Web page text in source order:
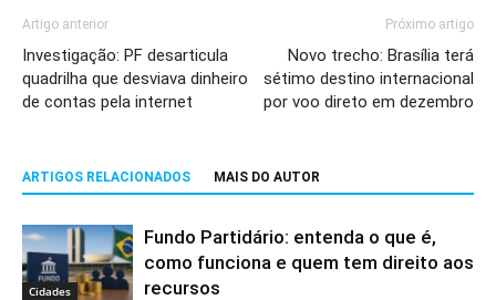
Artigo anterior
Investigação: PF desarticula
quadrilha que desviava dinheiro
de contas pela internet
Próximo artigo
Novo trecho: Brasília terá
sétimo destino internacional
por voo direto em dezembro
ARTIGOS RELACIONADOS MAIS DO AUTOR
Cidades
Fundo Partidário: entenda o que é,
como funciona e quem tem direito aos
recursos